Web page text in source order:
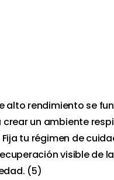
alto rendimiento se
un ambiente
tu régimen de
visible de
(5)